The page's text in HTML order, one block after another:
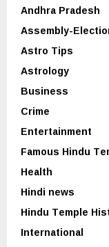
Andhra Pradesh
Assembly-
Astro Tips
Astrology
Business
Crime
Entertainment
Famous Hindu
Health
Hindi news
Hindu Temple
International